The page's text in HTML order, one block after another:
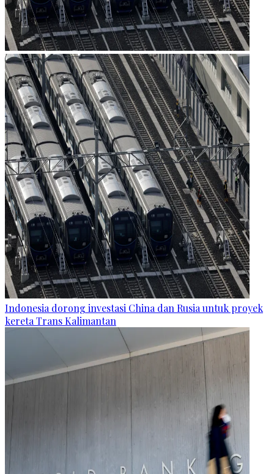
Indonesia dorong investasi China dan Rusia untuk proyek
kereta Trans Kalimantan